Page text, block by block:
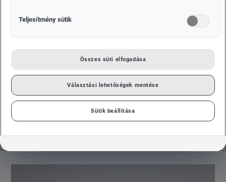
A kompakt SUV formáját már a tavaly bemutatott hat
autószobor egyike is sejteti. Most, a premier közeledtével
Teljesítmény sütik
Összes süti elfogadása
Választási lehetőségek mentése
Sütik beállítása